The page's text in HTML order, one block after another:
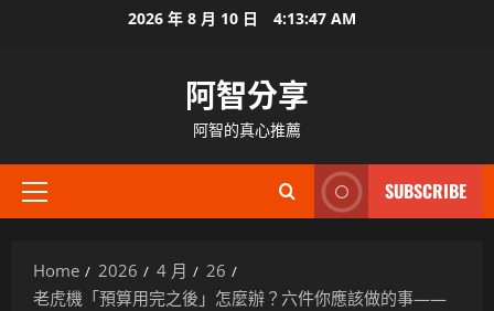
2026 年 8 月 10 日 4:13:49 AM
阿智分享
阿智的真心推薦
Primary
SUBSCRIBE
Home 2026 4 月
26
老虎機「預算用完之後」怎麼辦？六件你應該做的事——